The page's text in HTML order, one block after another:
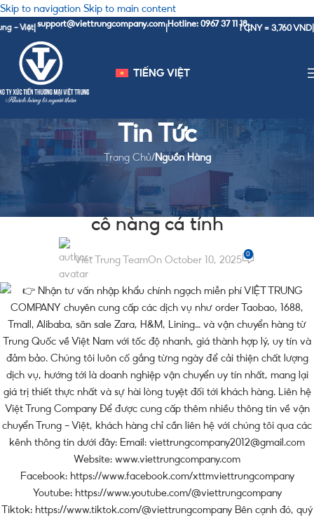
Skip to navigation Skip to main content
| support@viettrungcompany.com|Hotline: 0967 37 11 18|
1 CNY = 3,760 VND|Vận
TIẾNG VIỆT
Tin Tức
Trang Chủ/Nguồn Hàng
20+ Link shop quần áo nữ 1688 cho
cô nàng cá tính
Viet Trung TeamOn October 10, 2025
0